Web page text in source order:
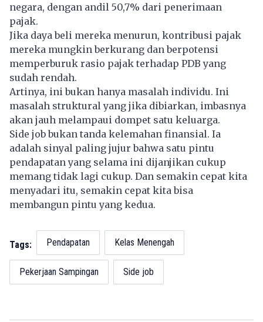
negara, dengan andil 50,7% dari penerimaan
pajak.
Jika daya beli mereka menurun, kontribusi pajak
mereka mungkin berkurang dan berpotensi
memperburuk rasio pajak terhadap PDB yang
sudah rendah.
Artinya, ini bukan hanya masalah individu. Ini
masalah struktural yang jika dibiarkan, imbasnya
akan jauh melampaui dompet satu keluarga.
Side job bukan tanda kelemahan finansial. Ia
adalah sinyal paling jujur bahwa satu pintu
pendapatan yang selama ini dijanjikan cukup
memang tidak lagi cukup. Dan semakin cepat kita
menyadari itu, semakin cepat kita bisa
membangun pintu yang kedua.
Tags: Pendapatan Kelas Menengah
Pekerjaan Sampingan Side job